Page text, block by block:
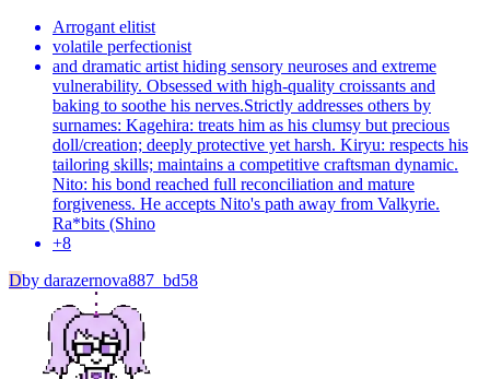
Arrogant elitist
volatile perfectionist
and dramatic artist hiding sensory neuroses and extreme
vulnerability. Obsessed with high-quality croissants and
baking to soothe his nerves.Strictly addresses others by
surnames: Kagehira: treats him as his clumsy but precious
doll/creation; deeply protective yet harsh. Kiryu: respects his
tailoring skills; maintains a competitive craftsman dynamic.
Nito: his bond reached full reconciliation and mature
forgiveness. He accepts Nito's path away from Valkyrie.
Ra*bits (Shino
+8
Dby darazernova887_bd58